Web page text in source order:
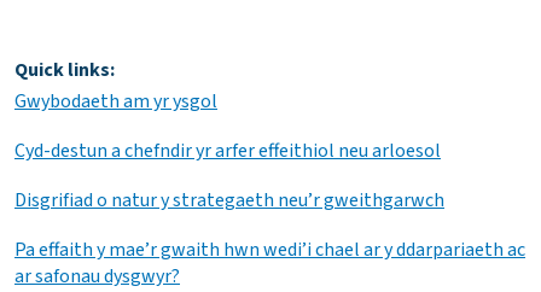
Quick links:
Gwybodaeth am yr ysgol
Cyd-destun a chefndir yr arfer effeithiol neu arloesol
Disgrifiad o natur y strategaeth neu’r gweithgarwch
Pa effaith y mae’r gwaith hwn wedi’i chael ar y ddarpariaeth ac
ar safonau dysgwyr?